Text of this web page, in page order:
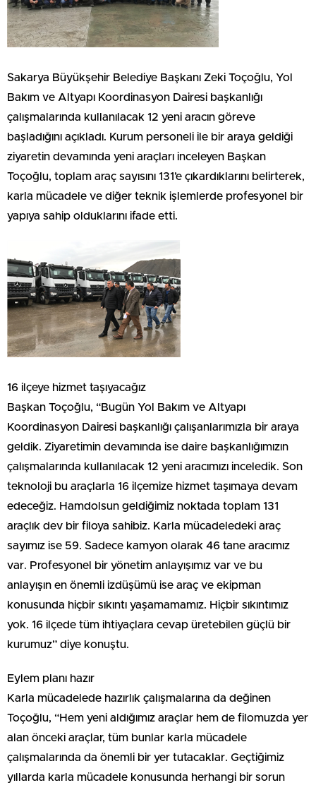
Sakarya Büyükşehir Belediye Başkanı Zeki Toçoğlu, Yol
Bakım ve Altyapı Koordinasyon Dairesi başkanlığı
çalışmalarında kullanılacak 12 yeni aracın göreve
başladığını açıkladı. Kurum personeli ile bir araya geldiği
ziyaretin devamında yeni araçları inceleyen Başkan
Toçoğlu, toplam araç sayısını 131’e çıkardıklarını belirterek,
karla mücadele ve diğer teknik işlemlerde profesyonel bir
yapıya sahip olduklarını ifade etti.
16 ilçeye hizmet taşıyacağız
Başkan Toçoğlu, “Bugün Yol Bakım ve Altyapı
Koordinasyon Dairesi başkanlığı çalışanlarımızla bir araya
geldik. Ziyaretimin devamında ise daire başkanlığımızın
çalışmalarında kullanılacak 12 yeni aracımızı inceledik. Son
teknoloji bu araçlarla 16 ilçemize hizmet taşımaya devam
edeceğiz. Hamdolsun geldiğimiz noktada toplam 131
araçlık dev bir filoya sahibiz. Karla mücadeledeki araç
sayımız ise 59. Sadece kamyon olarak 46 tane aracımız
var. Profesyonel bir yönetim anlayışımız var ve bu
anlayışın en önemli izdüşümü ise araç ve ekipman
konusunda hiçbir sıkıntı yaşamamamız. Hiçbir sıkıntımız
yok. 16 ilçede tüm ihtiyaçlara cevap üretebilen güçlü bir
kurumuz” diye konuştu.
Eylem planı hazır
Karla mücadelede hazırlık çalışmalarına da değinen
Toçoğlu, “Hem yeni aldığımız araçlar hem de filomuzda yer
alan önceki araçlar, tüm bunlar karla mücadele
çalışmalarında da önemli bir yer tutacaklar. Geçtiğimiz
yıllarda karla mücadele konusunda herhangi bir sorun